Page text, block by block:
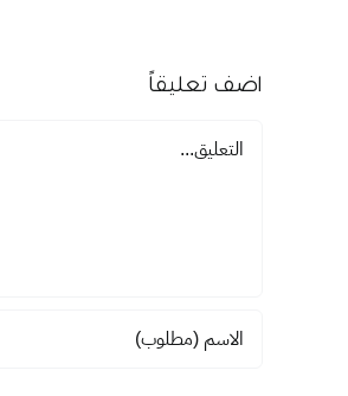
اضف تعليقاً